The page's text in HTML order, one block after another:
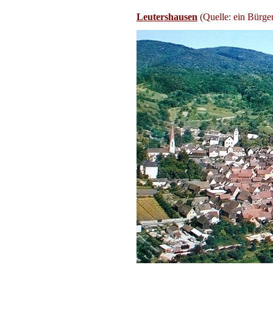
Leutershausen (Quelle: ein